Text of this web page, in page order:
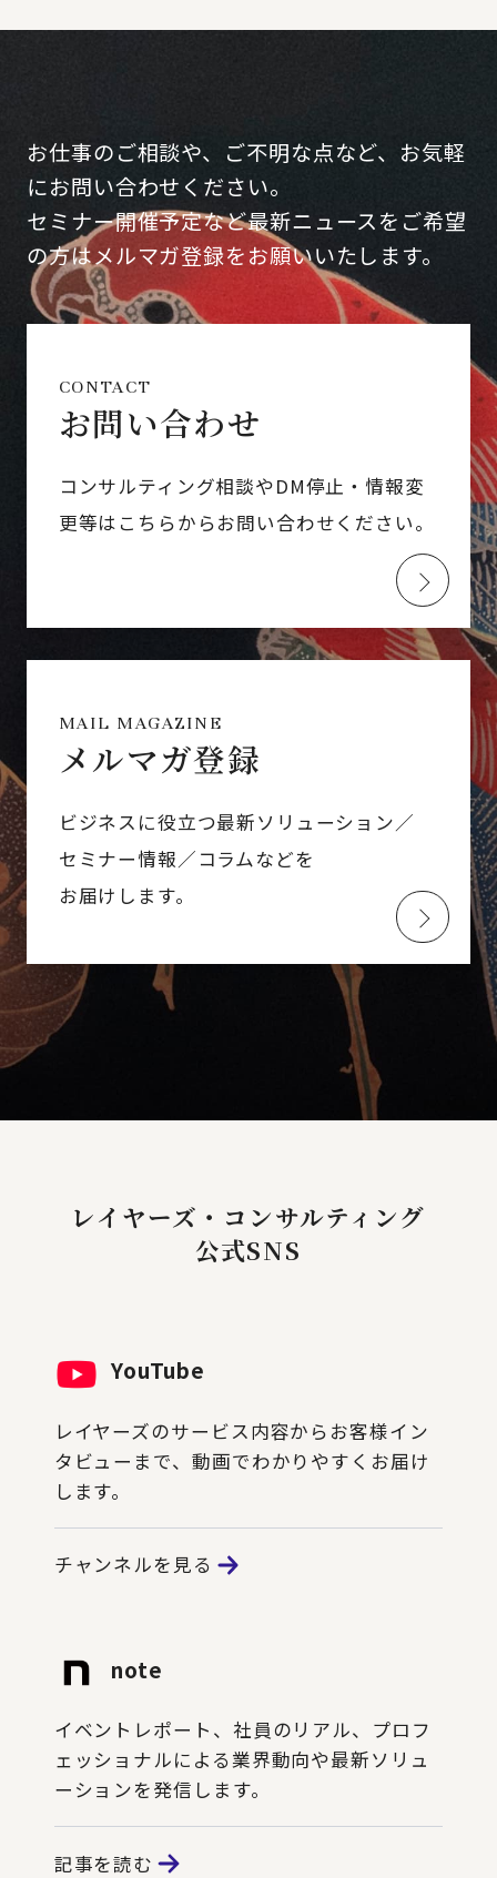
お仕事のご相談や、ご不明な点など、お気軽
にお問い合わせください。
セミナー開催予定など最新ニュースをご希望
の方はメルマガ登録をお願いいたします。
CONTACT
お問い合わせ
コンサルティング相談やDM停止・情報変
更等はこちらからお問い合わせください。
MAIL MAGAZINE
メルマガ登録
ビジネスに役立つ最新ソリューション／
セミナー情報／コラムなどを
お届けします。
レイヤーズ・コンサルティング
公式SNS
YouTube
レイヤーズのサービス内容からお客様イン
タビューまで、動画でわかりやすくお届け
します。
チャンネルを見る
note
イベントレポート、社員のリアル、プロフ
ェッショナルによる業界動向や最新ソリュ
ーションを発信します。
記事を読む